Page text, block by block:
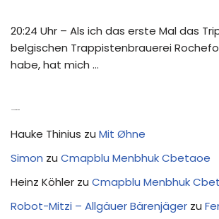
20:24 Uhr – Als ich das erste Mal das
belgischen Trappistenbrauerei
habe, hat mich …
Hauke Thinius zu Mit Øhne
Simon zu Cmapblu Menbhuk Cbetaoe
Heinz Köhler zu Cmapblu Menbhuk
Robot-Mitzi – Allgäuer Bärenjäger zu